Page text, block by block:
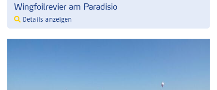
Wingfoilrevier am Paradisio
Details anzeigen